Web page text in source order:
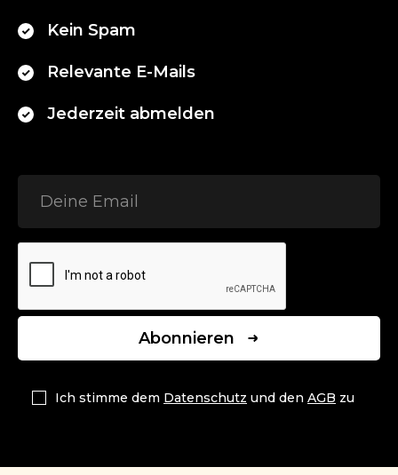
Kein Spam
Relevante E-Mails
Jederzeit abmelden
Abonnieren
Ich stimme dem Datenschutz und den AGB zu